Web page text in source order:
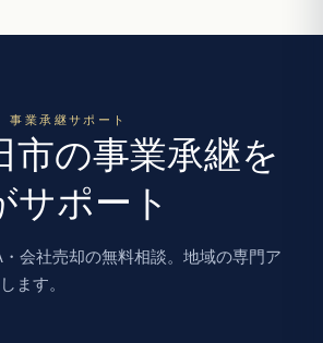
業承継サポート
市の事業承継を
サポート
会社売却の無料相談。地域の専門ア
ます。